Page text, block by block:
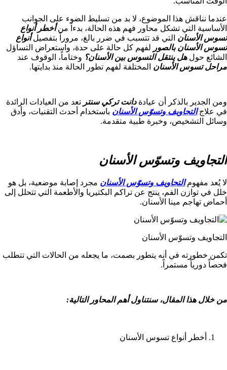
عندما نناقش هذا الموضوع، لا بد من تسليط الضوء على الجوانب
الأساسية التي تشكل محاور فهم هذه الحالة، بدءاً منأخطر أنواع
تسوس الأسنان التي قد تتسبب في ضرر بالغ، مروراً بتفصيلأنواع
تسوس الأسنان بالصور لفهم كل حالة على حدة، واستعراض التساؤل
الشائع حولهل ينتقل التسوس بين الأسنان؟ وختاماً، الوقوف عند
مراحل تسوس الأسنان المختلفة لفهم تطور الحالة منذ بدايتها.
ومن الجدير بالذكر أن عيادةدانت تركي سنتر تعد من العيادات الرائدة
في علاجالتجاويف وتسوّس الأسنان باستخدام أحدث التقنيات، وأدق
وسائل التشخيص، وخبرة طبية متقدمة.
التجاويف وتسوّس الأسنان
لا يُعد مفهومالتجاويف وتسوّس الأسنان مجرد إصابة موضعية، بل هو
خلل في توازن الفم، ينتج عن تراكم البكتيريا والأطعمة التي تتحلل إلى
أحماض تهاجم مينا الأسنان.
التجاويف وتسوّس الأسنان
تكمن خطورته في أنه يتطور بصمت، ما يجعله من الحالات التي تتطلب
فحصاً دورياً مستمراً.
من خلال هذا المقال، سنتناول أهم المحاور التالية:
أخطر أنواع تسوس الأسنان